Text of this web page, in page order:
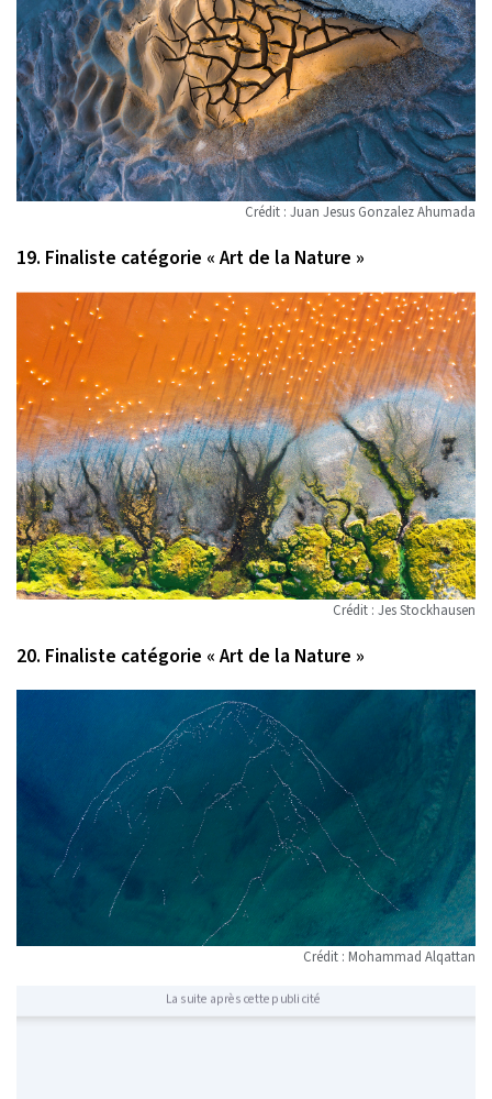
Crédit : Juan Jesus Gonzalez Ahumada
19. Finaliste catégorie « Art de la Nature »
Crédit : Jes Stockhausen
20. Finaliste catégorie « Art de la Nature »
Crédit : Mohammad Alqattan
La suite après cette publicité